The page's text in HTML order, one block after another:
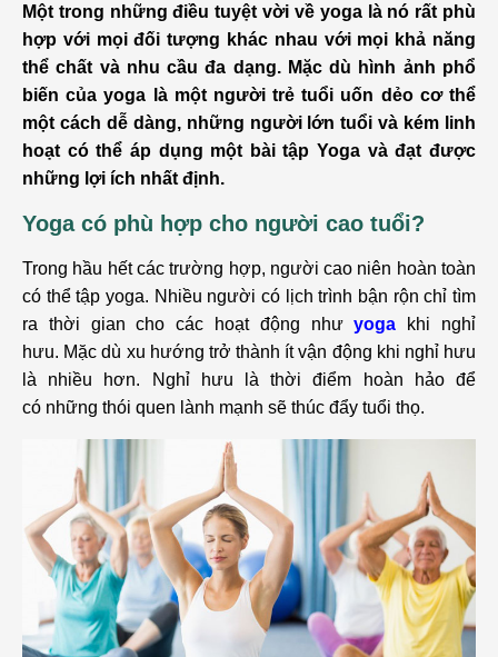
Một trong những điều tuyệt vời về yoga là nó rất phù
hợp với mọi đối tượng khác nhau với mọi khả năng
thể chất và nhu cầu đa dạng. Mặc dù hình ảnh phổ
biến của yoga là một người trẻ tuổi uốn dẻo cơ thể
một cách dễ dàng, những người lớn tuổi và kém linh
hoạt có thể áp dụng một bài tập Yoga và đạt được
những lợi ích nhất định.
Yoga có phù hợp cho người cao tuổi?
Trong hầu hết các trường hợp, người cao niên hoàn toàn
có thể tập yoga. Nhiều người có lịch trình bận rộn chỉ tìm
ra thời gian cho các hoạt động nhưyoga khi nghỉ
hưu. Mặc dù xu hướng trở thành ít vận động khi nghỉ hưu
là nhiều hơn. Nghỉ hưu là thời điểm hoàn hảo để
có những thói quen lành mạnh sẽ thúc đẩy tuổi thọ.